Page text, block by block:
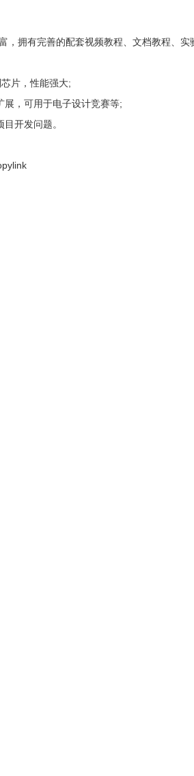
拥有完善的配套视频教程、文档教程、实
片，性能强大;
展，可用于电子设计竞赛等;
开发问题。